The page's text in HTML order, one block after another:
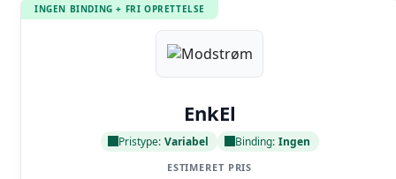
INGEN BINDING + FRI OPRETTELSE
EnkEl
Pristype: Variabel Binding: Ingen
ESTIMERET PRIS